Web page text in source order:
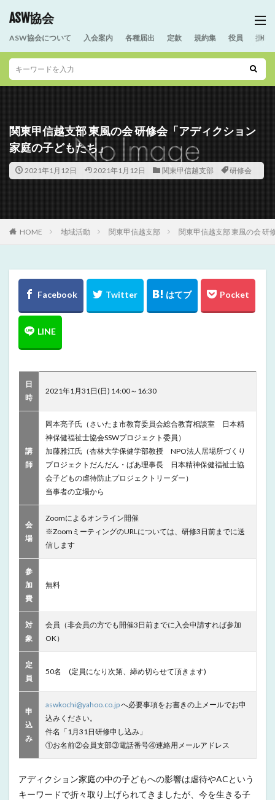
ASW協会
ASW協会について 入会案内 各種届出 定款 規約集 役員 援助
関東甲信越支部 東風の会 研修会「アディクション
家庭の子どもたち」
2021年1月12日 2021年1月12日 関東甲信越支部 研修会
HOME 地域活動 関東甲信越支部 関東甲信越支部 東風の会 研
日
時
2021年1月31日(日) 14:00～16:30
講
師
岡本亮子氏（さいたま市教育委員会総合教育相談室 日本精
神保健福祉士協会SSWプロジェクト委員）
加藤雅江氏（杏林大学保健学部教授 NPO法人居場所づくり
プロジェクトだんだん・ばあ理事長 日本精神保健福祉士協
会子どもの虐待防止プロジェクトリーダー）
当事者の立場から
会
場
Zoomによるオンライン開催
※ZoomミーティングのURLについては、研修3日前までに送
信します
参
加
費
無料
対
象
会員（非会員の方でも開催3日前までに入会申請すれば参加
OK）
定
員
50名 (定員になり次第、締め切らせて頂きます)
申
込
み
aswkochi@yahoo.co.jpへ必要事項をお書きの上メールでお申
込みください。
件名「1月31日研修申し込み」
①お名前②会員支部③電話番号④連絡用メールアドレス
アディクション家庭の中の子どもへの影響は虐待やACという
キーワードで折々取り上げられてきましたが、今を生きる子